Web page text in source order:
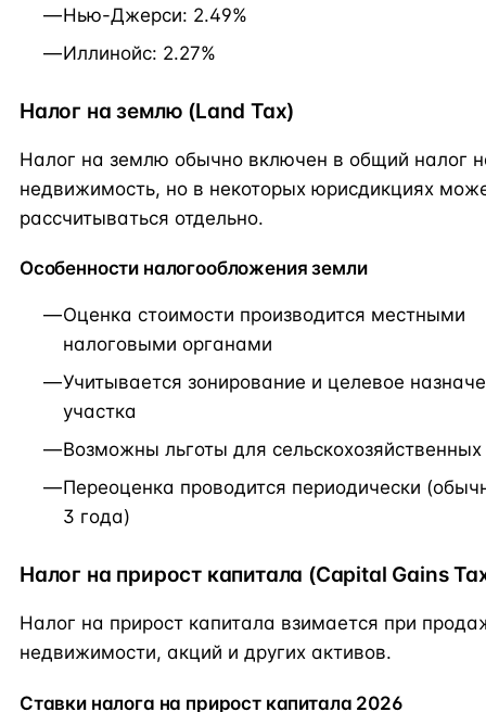
Нью-Джерси: 2.49%
Иллинойс: 2.27%
Налог на землю (Land Tax)
Налог на землю обычно включен в общий налог
недвижимость, но в некоторых юрисдикциях
рассчитываться отдельно.
Особенности налогообложения земли
Оценка стоимости производится местными
налоговыми органами
Учитывается зонирование и целевое
участка
Возможны льготы для
Переоценка проводится периодически
3 года)
Налог на прирост капитала (Capital Gains
Налог на прирост капитала взимается при
недвижимости, акций и других активов.
Ставки налога на прирост капитала 2026